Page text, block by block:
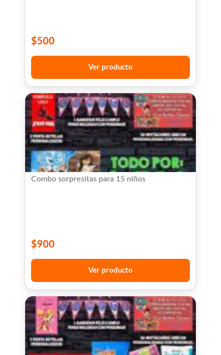
$500
Ver producto
Combo sorpresitas para 15 niños
$900
Ver producto